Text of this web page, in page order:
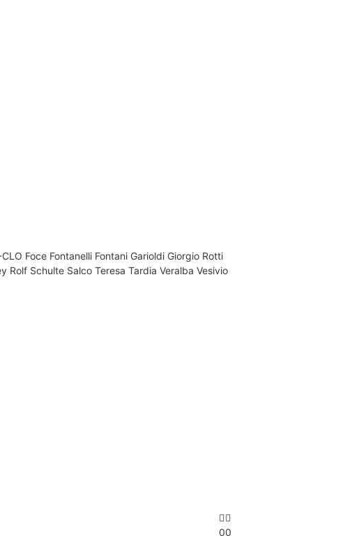
00
Foce Fontanelli Fontani Garioldi Giorgio Rotti
Rolf Schulte SalcoTeresa TardiaVeralbaVesivio